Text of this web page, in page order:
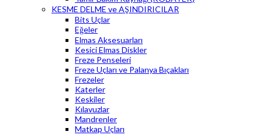
KESME DELME ve AŞINDIRICILAR
Bits Uçlar
Eğeler
Elmas Aksesuarları
Kesici Elmas Diskler
Freze Penseleri
Freze Uçları ve Palanya Bıçakları
Frezeler
Katerler
Keskiler
Kılavuzlar
Mandrenler
Matkap Uçları